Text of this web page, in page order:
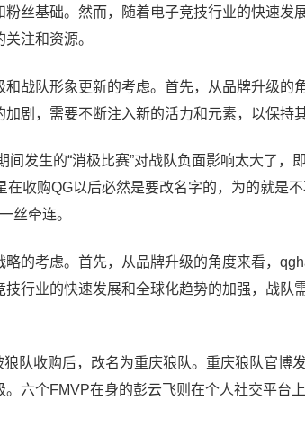
丝基础。然而，随着电子竞技行业的快速发
注和资源。
战队形象更新的考虑。首先，从品牌升级的
剧，需要不断注入新的活力和元素，以保持
发生的“消极比赛”对战队负面影响太大了，
在收购QG以后必然是要改名字的，为的就是
丝牵连。
的考虑。首先，从品牌升级的角度来看，
行业的快速发展和全球化趋势的加强，战队
队收购后，改名为重庆狼队。重庆狼队官博
六个FMVP在身的彭云飞则在个人社交平台